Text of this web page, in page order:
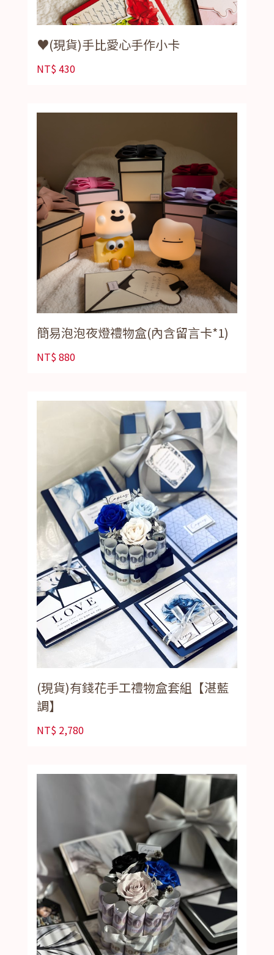
♥️(現貨)手比愛心手作小卡
NT$430
簡易泡泡夜燈禮物盒(內含留言卡*1)
NT$880
(現貨)有錢花手工禮物盒套組【湛藍
調】
NT$ 2,780